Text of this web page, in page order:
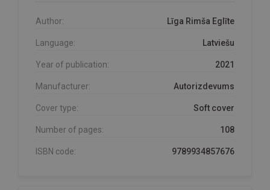
Author: Līga Rimša Eglīte
Language: Latviešu
Year of publication: 2021
Manufacturer: Autorizdevums
Cover type: Soft cover
Number of pages: 108
ISBN code: 9789934857676